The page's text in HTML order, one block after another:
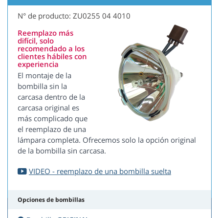
N° de producto: ZU0255 04 4010
Reemplazo más
difícil, solo
recomendado a los
clientes hábiles con
experiencia
El montaje de la
bombilla sin la
carcasa dentro de la
carcasa original es
más complicado que
el reemplazo de una
lámpara completa. Ofrecemos solo la opción original
de la bombilla sin carcasa.
VIDEO - reemplazo de una bombilla suelta
Opciones de bombillas